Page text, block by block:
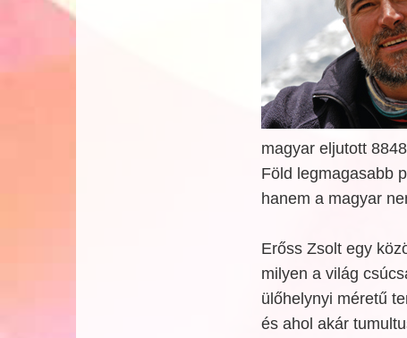
magyar eljutott
Föld legmagasabb
hanem a magyar
Erőss Zsolt egy
milyen a világ
ülőhelynyi méretű
és ahol akár